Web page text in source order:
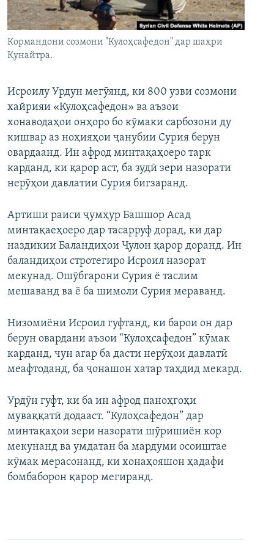
ГУЗОРИШҲОИ РАДИОӢ
Русский
ПАЙГИРӢ КУНЕД
Ҳамаи сомонаҳои RFE/RL
Кормандони созмони "Кулоҳсафедон" дар шаҳри
Қунайтра.
Исроилу Урдун мегӯянд, ки 800 узви созмони
хайрияи «Кулоҳсафедон» ва аъзои
хонаводаҳои онҳоро бо кӯмаки сарбозони ду
кишвар аз ноҳияҳои ҷанубии Сурия берун
овардаанд. Ин афрод минтақаҳоеро тарк
карданд, ки қарор аст, ба зудӣ зери назорати
нерӯҳои давлатии Сурия бигзаранд.
Артиши раиси ҷумҳур Башшор Асад
минтақаеҳоеро дар тасарруф дорад, ки дар
наздикии Баландиҳои Ҷулон қарор доранд. Ин
баландиҳои стротегиро Исроил назорат
мекунад. Ошӯбгарони Сурия ё таслим
мешаванд ва ё ба шимоли Сурия мераванд.
Низомиёни Исроил гуфтанд, ки барои он дар
берун овардани аъзои “Кулоҳсафедон” кӯмак
карданд, чун агар ба дасти нерӯҳои давлатӣ
меафтоданд, ба ҷонашон хатар таҳдид мекард.
Урдӯн гуфт, ки ба ин афрод паноҳгоҳи
муваққатӣ додааст. “Кулоҳсафедон” дар
минтақаҳои зери назорати шӯришиён кор
мекунанд ва умдатан ба мардуми осоиштае
кӯмак мерасонанд, ки хонаҳояшон ҳадафи
бомбаборон қарор мегиранд.